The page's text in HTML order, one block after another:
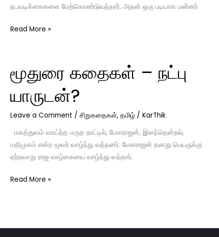
நடவடிக்கைகளை மேற்கொண்டுவந்தார். அதன் ஒரு படியாக மன்னர்
Read More »
மூதுரை கதைகள் – நட்பு
யாருடன்?
Leave a Comment /சிறுகதைகள்,தமிழ் /KarThik
மகத்துவம் வாய்ந்த மருத நாட்டில், மேகராஜன், இளந்தென்றல்,
மதிமுகம் என்ற மூவர் வாழ்ந்து வந்தனர். மேகராஜன் தனது பெயருக்கு
ஏற்றவாறு ராஜ வாழ்கையை வாழ்ந்து வந்தார்.
கதைகள்
நட்பு
யாருடன்?
Read More »